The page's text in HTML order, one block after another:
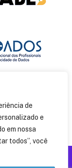
de
e
em nossa
todos”, você